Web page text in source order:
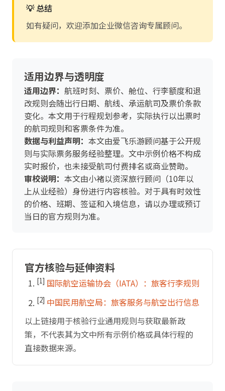
💡 总结
如有疑问，欢迎添加企业微信咨询专属顾问。
适用边界与透明度
适用边界： 航班时刻、票价、舱位、行李额度和退
改规则会随出行日期、航线、承运航司及票价条款
变化。本文用于行程规划参考，实际执行以出票时
的航司规则和客票条件为准。
数据与利益声明： 本文由爱飞乐游顾问基于公开规
则与实际票务服务经验整理。文中示例价格不构成
实时报价，也未接受航司付费排名或商业赞助。
审校说明： 本文由小褚以资深旅行顾问（10年以
上从业经验）身份进行内容核验。对于具有时效性
的价格、班期、签证和入境信息，请以办理或预订
当日的官方规则为准。
官方核验与延伸资料
[1] 国际航空运输协会（IATA）：旅客行李规则
[2] 中国民用航空局：旅客服务与航空出行信息
以上链接用于核验行业通用规则与获取最新政
策，不代表其为文中所有示例价格或具体行程的
直接数据来源。